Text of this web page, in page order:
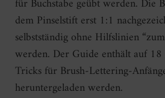
für Buchstabe geübt werden. Die
dem Pinselstift erst 1:1
selbstständig ohne Hilfslinien
werden. Der Guide enthält auf
Tricks für Brush-Lettering-
heruntergeladen werden.